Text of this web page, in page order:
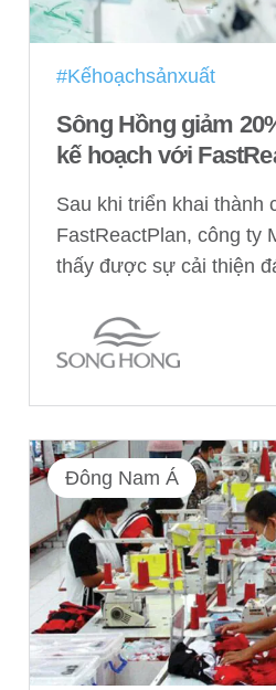
#Kếhoạchsảnxuất
Sông Hồng giảm
kế hoạch với
Sau khi triển khai thành
FastReactPlan, công ty
thấy được sự cải thiện
Đông Nam Á